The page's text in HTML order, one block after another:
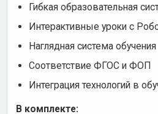
Гибкая образовательная
Интерактивные уроки с
Наглядная система обучения
Соответствие ФГОС и ФОП
Интеграция технологий в
В комплекте: